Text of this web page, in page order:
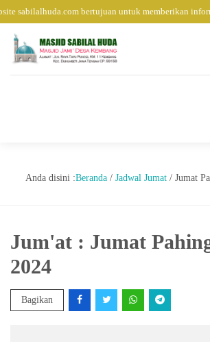
sabilalhuda.com bertujuan untuk memberikan
Anda disini :Beranda / Jadwal Jumat / Jumat
Jum'at : Jumat
2024
Bagikan